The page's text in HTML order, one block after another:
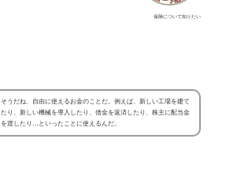
保険について知りたい
そうだね、自由に使えるお金のことだ。例えば、新しい工場を建て
たり、新しい機械を導入したり、借金を返済したり、株主に配当金
を渡したり…といったことに使えるんだ。